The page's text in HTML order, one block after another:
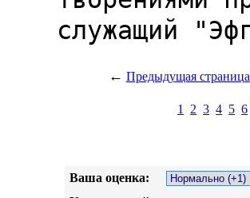
← Предыдущая страница
1 2 3 4 5 6
Ваша оценка: